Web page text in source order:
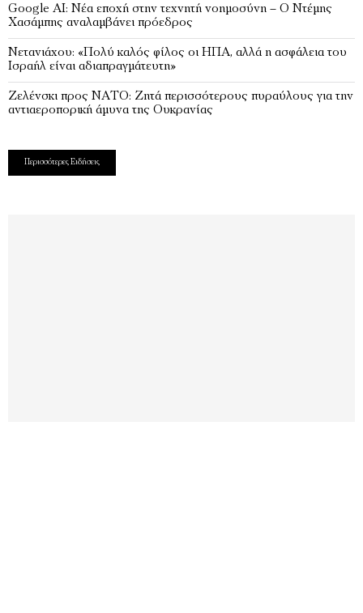
Google AI: Νέα εποχή στην τεχνητή νοημοσύνη – Ο Ντέμης
Χασάμπης αναλαμβάνει πρόεδρος
Νετανιάχου: «Πολύ καλός φίλος οι ΗΠΑ, αλλά η ασφάλεια του
Ισραήλ είναι αδιαπραγμάτευτη»
Ζελένσκι προς ΝΑΤΟ: Ζητά περισσότερους πυραύλους για την
αντιαεροπορική άμυνα της Ουκρανίας
Περισσότερες Ειδήσεις